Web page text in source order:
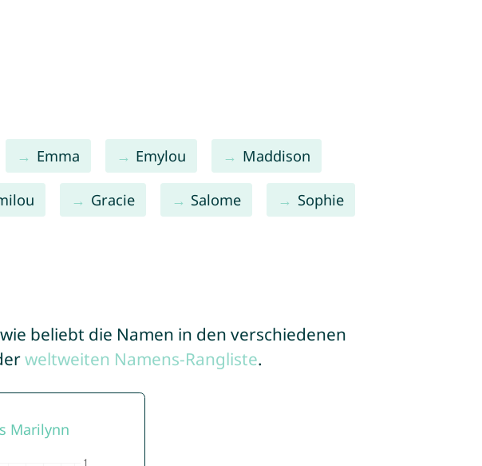
Emma Emylou Maddison
Gracie Salome Sophie
beliebt die Namen in den verschiedenen
weltweiten Namens-Rangliste.